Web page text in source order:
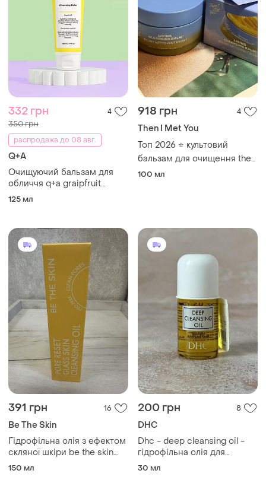
332 грн 4
350 грн
распродажа до 08 авг.
Q+A
Очищуючий бальзам для
обличчя q+a graipfruit
cleansing balm
125 мл
918 грн 4
Then I Met You
Топ 2026 ⭐️ культовий
бальзам для очищення then
i met you living cleansing
100 мл
391 грн 16
Be The Skin
Гідрофільна олія з ефектом
скляної шкіри be the skin
pore reset glass skin
150 мл
200 грн 8
DHC
Dhc - deep cleansing oil -
гідрофільна олія для
глибокого очищення, 30 ml
30 мл